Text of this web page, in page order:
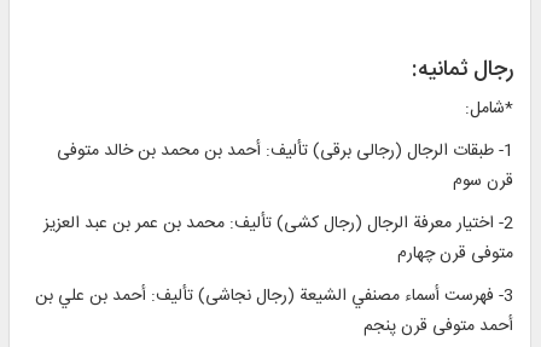
رجال ثمانيه‏:
*شامل:
1- طبقات الرجال (رجالى برقى) تأليف: أحمد بن محمد بن خالد متوفى
قرن سوم‏
2- اختيار معرفة الرجال (رجال كشى) تأليف: محمد بن عمر بن عبد العزيز
متوفى قرن چهارم‏
3- فهرست أسماء مصنفي الشيعة (رجال نجاشى) تأليف: أحمد بن علي بن
أحمد متوفى قرن پنجم‏